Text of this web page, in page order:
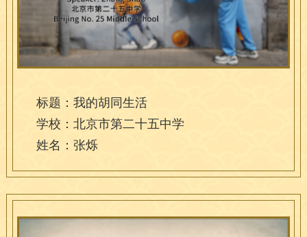
标题：我的胡同生活
学校：北京市第二十五中学
姓名：张烁